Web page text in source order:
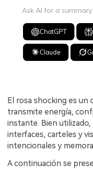
Ask AI for a summary
ChatGPT
Claude
El rosa shocking es un
transmite energía,
instante. Bien utilizado,
interfaces, carteles y
intencionales y
A continuación se